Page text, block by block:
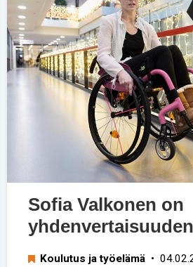
Sofia Valkonen on
Koulutus ja työelämä •